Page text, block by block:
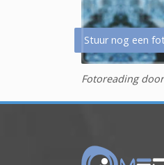
Stuur nog een
Fotoreading